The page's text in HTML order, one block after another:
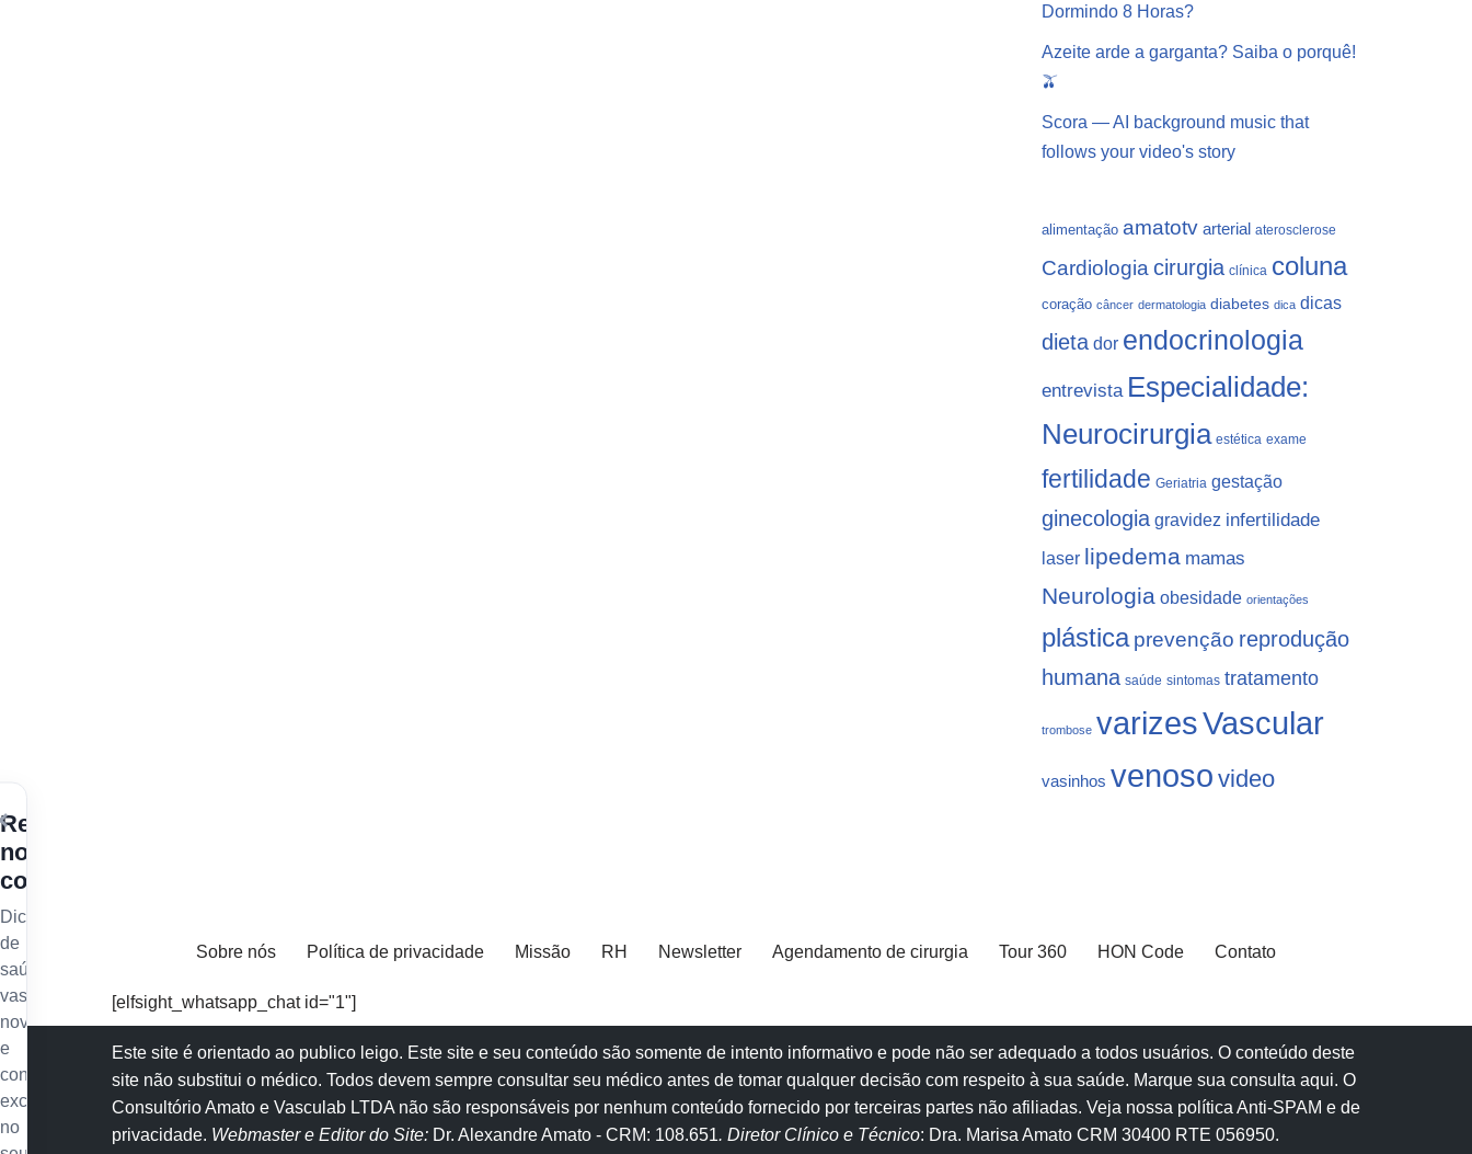
Dormindo 8 Horas?
Azeite arde a garganta? Saiba o porquê!
🫒
Scora — AI background music that
follows your video's story
alimentação amatotv arterial aterosclerose
Cardiologia cirurgia clínica coluna
coração câncer dermatologia diabetes dica dicas
dieta dor endocrinologia
entrevista Especialidade:
Neurocirurgia estética exame
fertilidade Geriatria gestação
ginecologia gravidez infertilidade
laser lipedema mamas
Neurologia obesidade orientações
plástica prevenção reprodução
humana saúde sintomas tratamento
trombose varizesVascular
vasinhos venoso video
Sobre nós Política de privacidade Missão RH Newsletter Agendamento de cirurgia Tour 360 HON Code Contato
[elfsight_whatsapp_chat id="1"]
Este site é orientado ao publico leigo. Este site e seu conteúdo são somente de intento informativo e pode não ser adequado a todos usuários. O conteúdo deste
site não substitui o médico. Todos devem sempre consultar seu médico antes de tomar qualquer decisão com respeito à sua saúde. Marque sua consulta aqui. O
Consultório Amato e Vasculab LTDA não são responsáveis por nenhum conteúdo fornecido por terceiras partes não afiliadas. Veja nossa política Anti-SPAM e de
privacidade. Webmaster e Editor do Site: Dr. Alexandre Amato - CRM: 108.651. Diretor Clínico e Técnico: Dra. Marisa Amato CRM 30400 RTE 056950.
Receba
nossos
conteúdos
Dicas
de
saúde
vascular,
novidades
e
conteúdo
exclusivo
no